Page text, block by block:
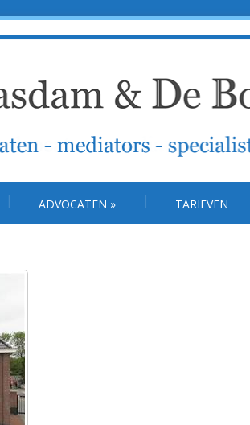
ADVOCATEN » TARIEVEN